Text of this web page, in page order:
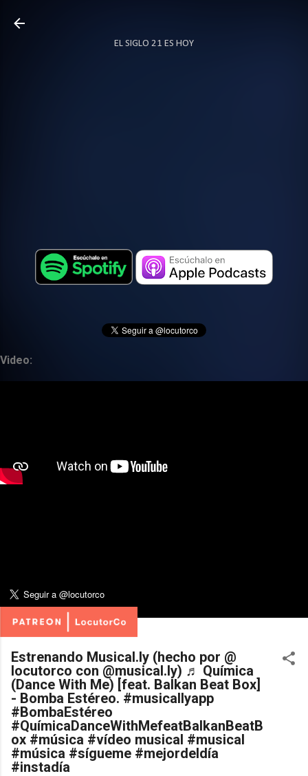
EL SIGLO 21 ES HOY
Video:
Estrenando Musical.ly (hecho por @
locutorco con @musical.ly) ♬ Química
(Dance With Me) [feat. Balkan Beat Box]
- Bomba Estéreo. #musicallyapp
#BombaEstéreo
#QuímicaDanceWithMefeatBalkanBeatB
ox #música #vídeo musical #musical
#música #sígueme #mejordeldía
#instadía